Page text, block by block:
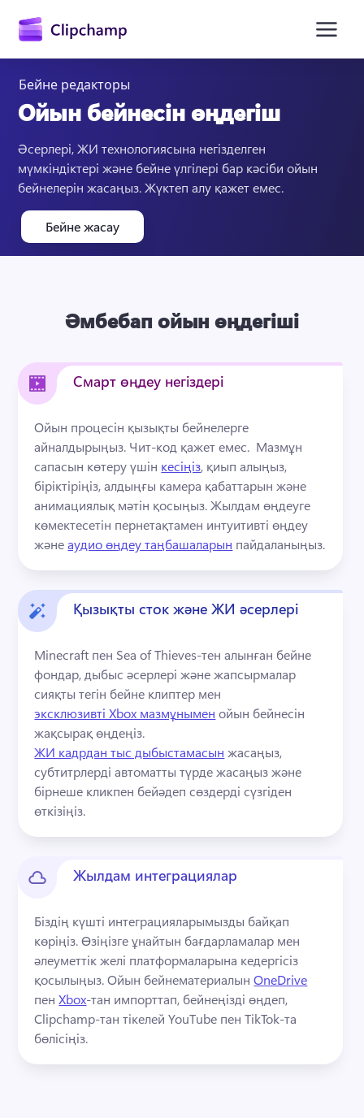
Жүйеге кіру
Бейне редакторы
Ойын бейнесін өңдегіш
Әсерлері, ЖИ технологиясына негізделген
мүмкіндіктері және бейне үлгілері бар кәсіби ойын
бейнелерін жасаңыз. Жүктеп алу қажет емес.
Бейне жасау
Әмбебап ойын өңдегіші
Смарт өңдеу негіздері
Ойын процесін қызықты бейнелерге
айналдырыңыз. Чит-код қажет емес. Мазмұн
сапасын көтеру үшін кесіңіз, қиып алыңыз,
біріктіріңіз, алдыңғы камера қабаттарын және
анимациялық мәтін қосыңыз. Жылдам өңдеуге
көмектесетін пернетақтамен интуитивті өңдеу
және аудио өңдеу таңбашаларын
Қызықты сток және ЖИ әсерлері
Minecraft пен Sea of Thieves-тен алынған бейне
фондар, дыбыс әсерлері және жапсырмалар
сияқты тегін бейне клиптер мен
эксклюзивті Xbox мазмұнымен ойын бейнесін
жақсырақ өңдеңіз.
ЖИ кадрдан тыс дыбыстамасын жасаңыз,
субтитрлерді автоматты түрде жасаңыз және
бірнеше кликпен бейәдеп сөздерді сүзгіден
өткізіңіз.
Жылдам интеграциялар
Біздің күшті интеграцияларымызды байқап
көріңіз. Өзіңізге ұнайтын бағдарламалар мен
әлеуметтік желі платформаларына кедергісіз
қосылыңыз. Ойын бейнематериалын OneDrive
пен Xbox-тан импорттап, бейнеңізді өңдеп,
Clipchamp-тан тікелей YouTube пен TikTok-та
бөлісіңіз.